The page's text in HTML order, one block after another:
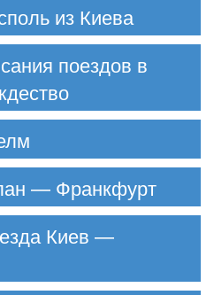
из Киева
поездов в
— Франкфурт
Киев —